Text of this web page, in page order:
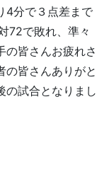
4分で３点差まで
72で敗れ、準々
の皆さんお疲れさ
の皆さんありがと
の試合となりまし